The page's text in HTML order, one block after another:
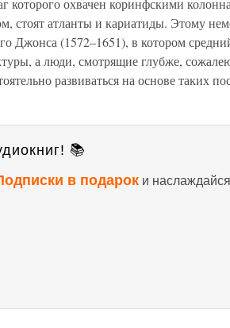
которого охвачен коринфскими
стоят атланты и кариатиды. Этому
Джонса (1572–1651), в котором
а люди, смотрящие глубже,
развиваться на основе таких
📚
в подарок и наслаждайся